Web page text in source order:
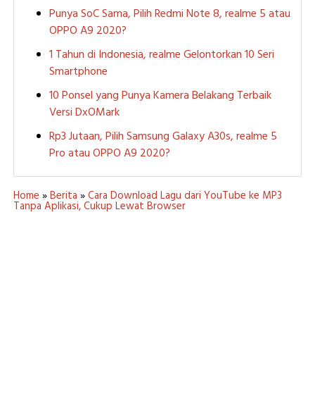
Punya SoC Sama, Pilih Redmi Note 8, realme 5 atau
OPPO A9 2020?
1 Tahun di Indonesia, realme Gelontorkan 10 Seri
Smartphone
10 Ponsel yang Punya Kamera Belakang Terbaik
Versi DxOMark
Rp3 Jutaan, Pilih Samsung Galaxy A30s, realme 5
Pro atau OPPO A9 2020?
Home »Berita »Cara Download Lagu dari YouTube ke MP3
Tanpa Aplikasi, Cukup Lewat Browser